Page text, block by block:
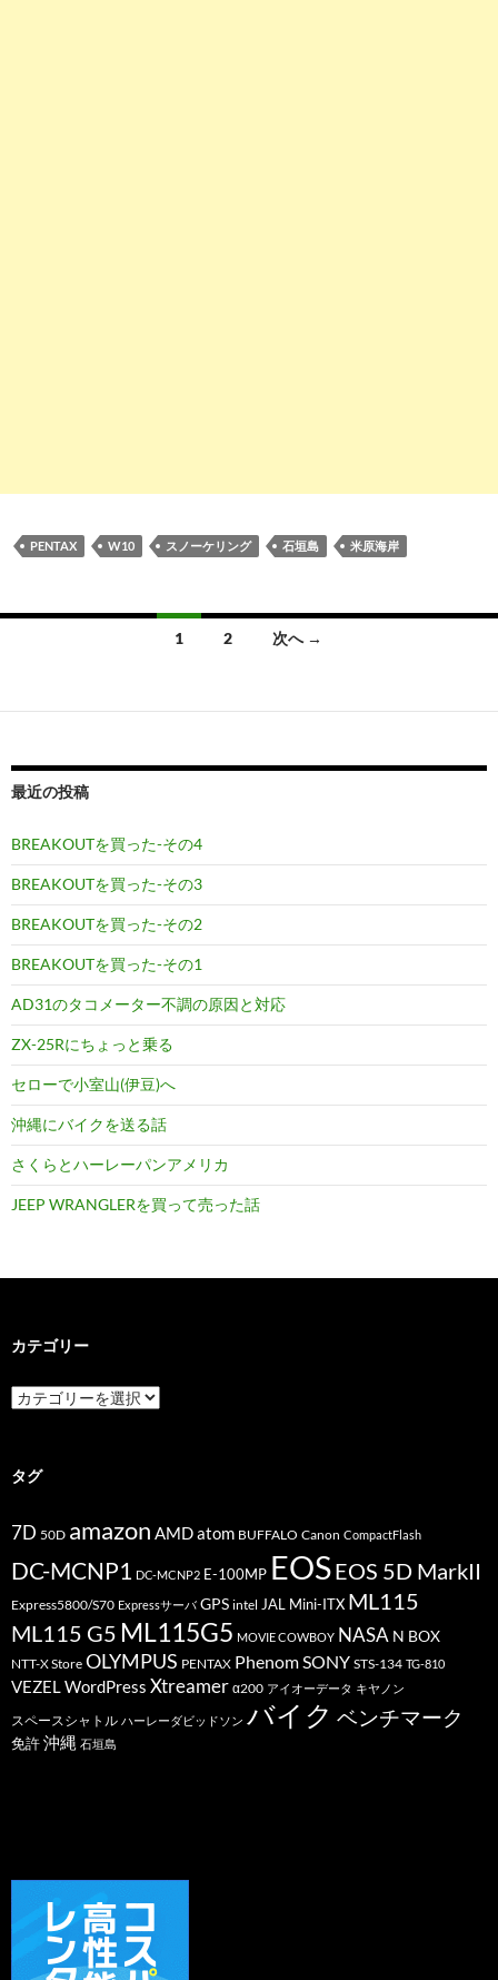
PENTAX W10 スノーケリング 石垣島 米原海岸
ナ
ゲ
ー
シ
ョ
ン
1 2 次へ →
最近の投稿
BREAKOUTを買った-その4
BREAKOUTを買った-その3
BREAKOUTを買った-その2
BREAKOUTを買った-その1
AD31のタコメーター不調の原因と対応
ZX-25Rにちょっと乗る
セローで小室山(伊豆)へ
沖縄にバイクを送る話
さくらとハーレーパンアメリカ
JEEP WRANGLERを買って売った話
カテゴリー
カ
テ
ー
タグ
7D 50D amazon AMDatom BUFFALO Canon CompactFlash
DC-MCNP1 DC-MCNP2 E-100MP EOSEOS 5D MarkII
Express5800/S70 Expressサーバ GPS intel JAL Mini-ITX ML115
ML115 G5 ML115G5 MOVIE COWBOY NASA N BOX
NTT-X Store OLYMPUS PENTAX PhenomSONY STS-134 TG-810
VEZELWordPress Xtreamer α200 アイオーデータ キヤノン
スペースシャトル ハーレーダビッドソン バイク ベンチマーク
免許沖縄 石垣島